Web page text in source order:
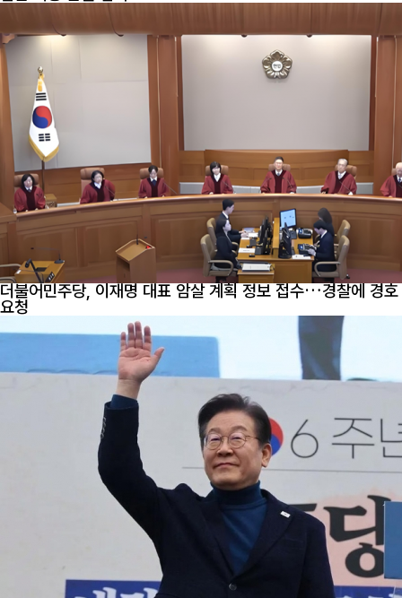
더불어민주당, 이재명 대표 암살 계획 정보 접수…경찰에 경호
요청